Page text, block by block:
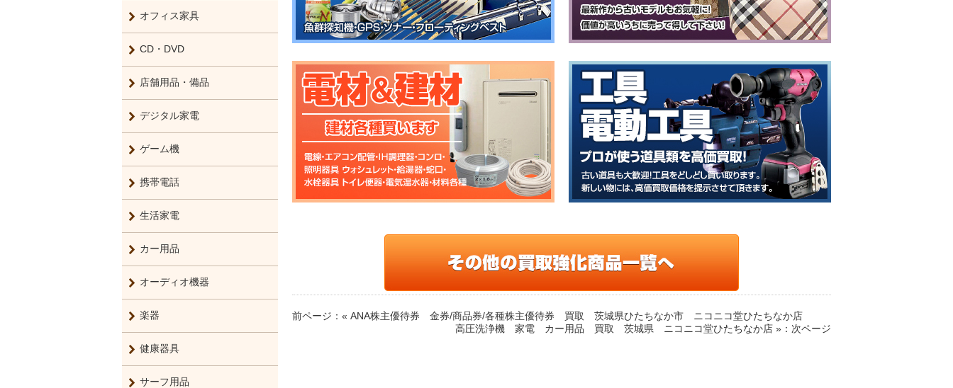
オフィス家具
CD・DVD
店舗用品・備品
デジタル家電
ゲーム機
携帯電話
生活家電
カー用品
オーディオ機器
楽器
健康器具
サーフ用品
前ページ： « ANA株主優待券 金券/商品券/各種株主優待券 買取 茨城県ひたちなか市 ニコニコ堂ひたちなか店
高圧洗浄機 家電 カー用品 買取 茨城県 ニコニコ堂ひたちなか店 » ：次ページ